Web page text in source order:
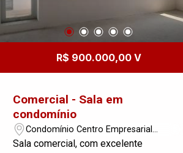
R$ 900.000,00 V
Comercial - Sala em
condomínio
Condomínio Centro Empresarial
Taquari - São José dos Campos/SP
Sala comercial, com excelente